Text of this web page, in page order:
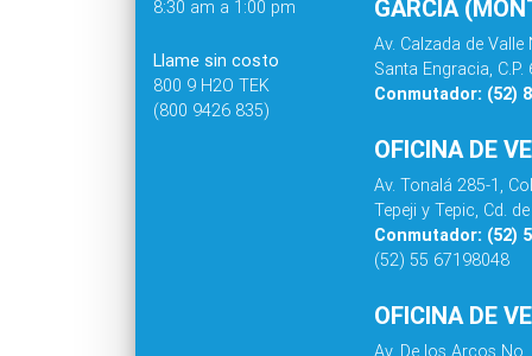
8:30 am a 1:00 pm
Llame sin costo
800 9 H2O TEK
(800 9426 835)
GARCIA
Av. Calzada de
Santa Engracia,
Conmutador: (52)
OFICINA DE
Av. Tonalá 285-1,
Tepeji y Tepic, Cd.
Conmutador: (52)
(52) 55 67198048
OFICINA DE
Av. De los Arcos